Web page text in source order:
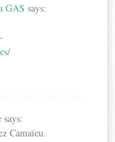
GAS says:
says:
Camaïeu.